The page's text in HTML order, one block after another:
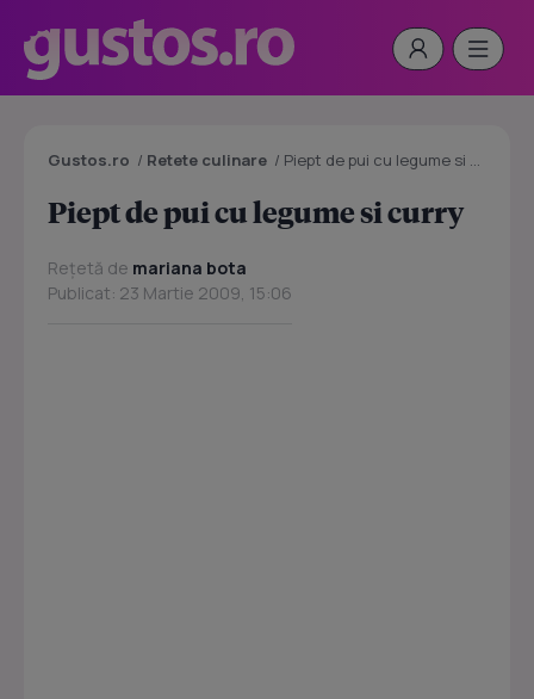
Gustos.ro / Retete culinare / Piept de pui cu legume si curry
Piept de pui cu legume si curry
Rețetă de mariana bota
Publicat: 23 Martie 2009, 15:06